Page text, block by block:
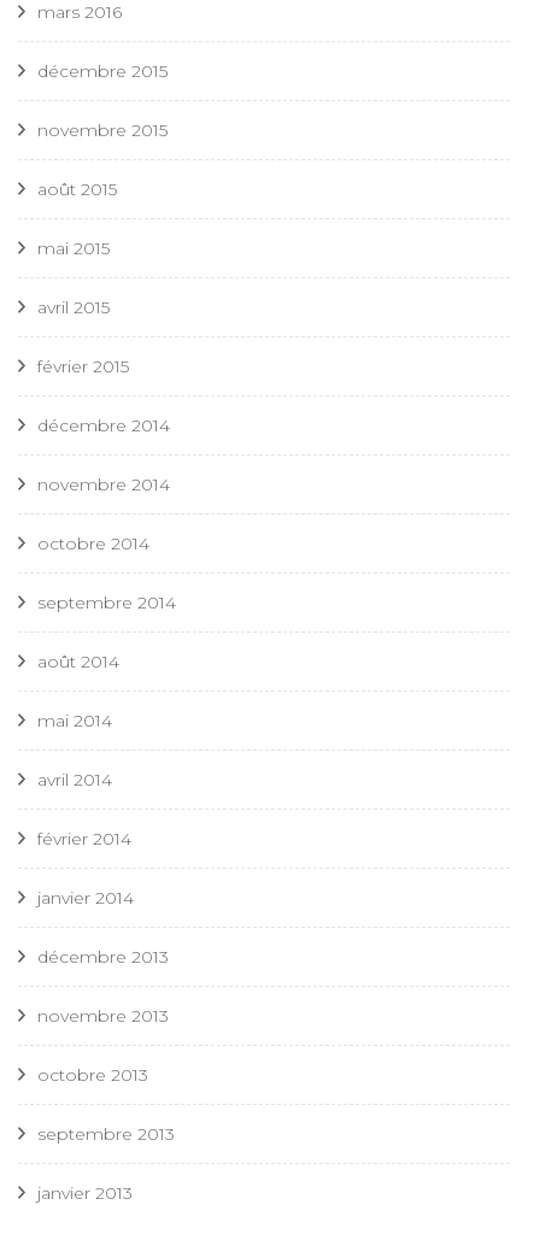
mars 2016
décembre 2015
novembre 2015
août 2015
mai 2015
avril 2015
février 2015
décembre 2014
novembre 2014
octobre 2014
septembre 2014
août 2014
mai 2014
avril 2014
février 2014
janvier 2014
décembre 2013
novembre 2013
octobre 2013
septembre 2013
janvier 2013